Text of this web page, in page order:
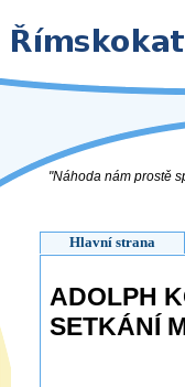
"Náhoda nám prostě
Hlavní strana
ADOLPH
SETKÁNÍ